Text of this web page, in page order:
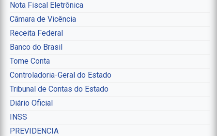
Nota Fiscal Eletrônica
Câmara de Vicência
Receita Federal
Banco do Brasil
Tome Conta
Controladoria-Geral do Estado
Tribunal de Contas do Estado
Diário Oficial
INSS
PREVIDENCIA